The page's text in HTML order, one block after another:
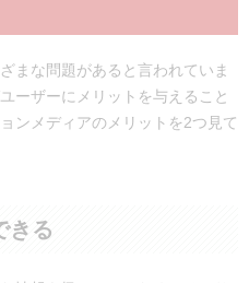
まな問題があると言われていま
ーザーにメリットを与えること
ンメディアのメリットを2つ見て
きる